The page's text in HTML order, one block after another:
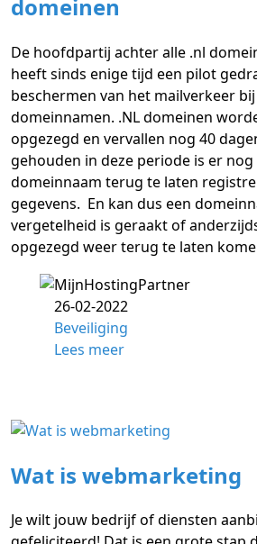
domeinen
De hoofdpartij achter alle .nl
heeft sinds enige tijd een pilot
beschermen van het mailverkeer
domeinnamen. .NL domeinen
opgezegd en vervallen nog 40
gehouden in deze periode is er
domeinnaam terug te laten
gegevens. En kan dus een
vergetelheid is geraakt of
opgezegd weer terug te laten
26-02-2022
Beveiliging
Lees meer
Wat is webmarketing
Je wilt jouw bedrijf of diensten